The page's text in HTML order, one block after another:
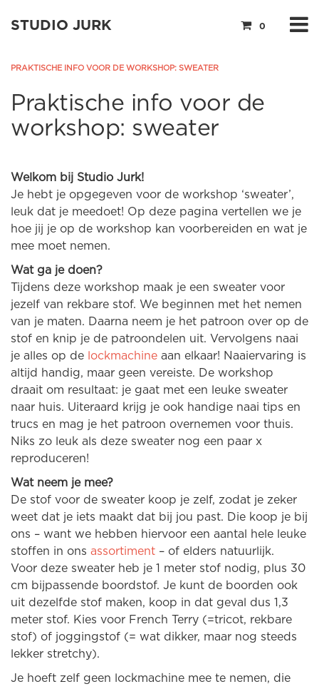
STUDIO JURK 0
PRAKTISCHE INFO VOOR DE WORKSHOP: SWEATER
Praktische info voor de
workshop: sweater
Welkom bij Studio Jurk!
Je hebt je opgegeven voor de workshop ‘sweater’,
leuk dat je meedoet! Op deze pagina vertellen we je
hoe jij je op de workshop kan voorbereiden en wat je
mee moet nemen.
Wat ga je doen?
Tijdens deze workshop maak je een sweater voor
jezelf van rekbare stof. We beginnen met het nemen
van je maten. Daarna neem je het patroon over op de
stof en knip je de patroondelen uit. Vervolgens naai
je alles op de
lockmachine aan elkaar! Naaiervaring is
altijd handig, maar geen vereiste. De workshop
draait om resultaat: je gaat met een leuke sweater
naar huis. Uiteraard krijg je ook handige naai tips en
trucs en mag je het patroon overnemen voor thuis.
Niks zo leuk als deze sweater nog een paar x
reproduceren!
Wat neem je mee?
De stof voor de sweater koop je zelf, zodat je zeker
weet dat je iets maakt dat bij jou past. Die koop je bij
ons – want we hebben hiervoor een aantal hele leuke
stoffen in ons assortiment – of elders natuurlijk.
Voor deze sweater heb je 1 meter stof nodig, plus 30
cm bijpassende boordstof. Je kunt de boorden ook
uit dezelfde stof maken, koop in dat geval dus 1,3
meter stof. Kies voor French Terry (=tricot, rekbare
stof) of joggingstof (= wat dikker, maar nog steeds
lekker stretchy).
Je hoeft zelf geen lockmachine mee te nemen, die